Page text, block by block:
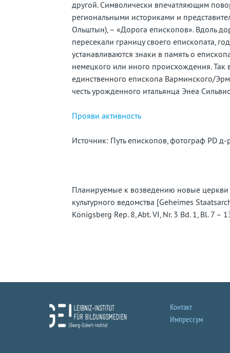
другой. Символически впечатляющим
региональными историками и
Ольштын), – «Дорога епископов». Вдоль
пересекали границу своего епископата,
устанавливаются знаки в память о
немецкого или иного происхождения. Так
единственного епископа Варминского/
честь урожденного итальянца Энеа
Прояви активность
Источник: Путь епископов, фотограф PD
Планируемые к возведению новые
культурного ведомства [Geheimes
Königsberg Rep. 8, Abt. VI, Nr. 3 Bd. 1, Bl. 7
Контакт
Импрессум